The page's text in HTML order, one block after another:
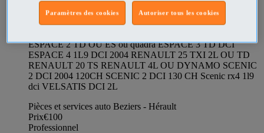
DIESEL et dci CLIO 2 1L9 POMPE EPIC . CLIO 2 1L5
DCI AN 2003 CLIO 2 ESSENCE 1L4 CLIO 3 1L5 DCI
ESPACE 2 TD OU ES ou quadra ESPACE 3 TD DCI
ESPACE 4 1L9 DCI 2004 RENAULT 25 TXI 2L OU TD
RENAULT 20 TS RENAULT 4L OU DYNAMO SCENIC
2 DCI 2004 120CH SCENIC 2 DCI 130 CH Scenic rx4 1l9
dci VELSATIS DCI 2L
Pièces et services auto Beziers - Hérault
Prix€100
Professionnel
Autoriser tous les cookies
Paramètres des cookies